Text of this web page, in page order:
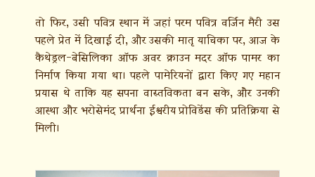
तो फिर, उसी पवित्र स्थान में जहां परम पवित्र वर्जिन मैरी उस
पहले प्रेत में दिखाई दी, और उसकी मातृ याचिका पर, आज के
कैथेड्रल-बेसिलिका ऑफ अवर क्राउन मदर ऑफ पामर का
निर्माण किया गया था। पहले पामेरियनों द्वारा किए गए महान
प्रयास थे ताकि यह सपना वास्तविकता बन सके, और उनकी
आस्था और भरोसेमंद प्रार्थना ईश्वरीय प्रोविडेंस की प्रतिक्रिया से
मिली।